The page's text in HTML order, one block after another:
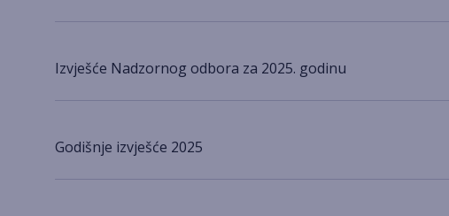
Izvješće Nadzornog odbora za 2025. godinu
Godišnje izvješće 2025